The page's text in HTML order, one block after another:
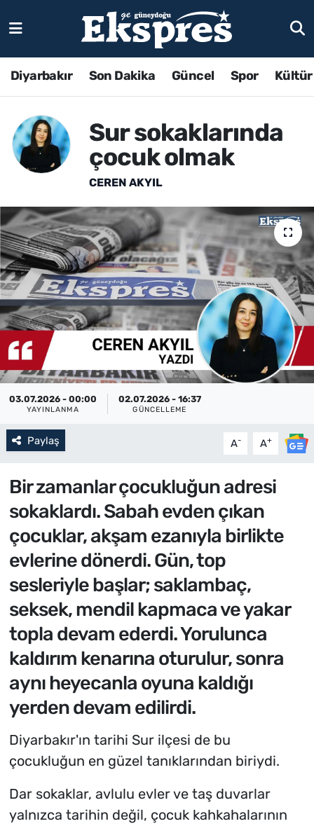
Diyarbakır Son Dakika Güncel Spor
Sur sokaklarında
çocuk olmak
CEREN AKYIL
03.07.2026 - 00:00
YAYINLANMA
02.07.2026 - 16:37
GÜNCELLEME
Paylaş A- A+
Bir zamanlar çocukluğun adresi
sokaklardı. Sabah evden çıkan
çocuklar, akşam ezanıyla birlikte
evlerine dönerdi. Gün, top
sesleriyle başlar; saklambaç,
seksek, mendil kapmaca ve yakar
topla devam ederdi. Yorulunca
kaldırım kenarına oturulur, sonra
aynı heyecanla oyuna kaldığı
yerden devam edilirdi.
Diyarbakır'ın tarihi Sur ilçesi de bu
çocukluğun en güzel tanıklarından biriydi.
Dar sokaklar, avlulu evler ve taş duvarlar
yalnızca tarihin değil, çocuk kahkahalarının